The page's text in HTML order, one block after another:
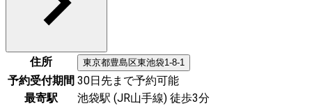
住所 東京都豊島区東池袋1-8-1
予約受付期間 30日先まで予約可能
最寄駅
池袋駅 (JR山手線) 徒歩3分